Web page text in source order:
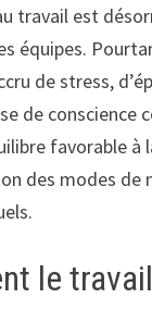
travail est
équipes.
de stress,
de
favorable
des modes
le